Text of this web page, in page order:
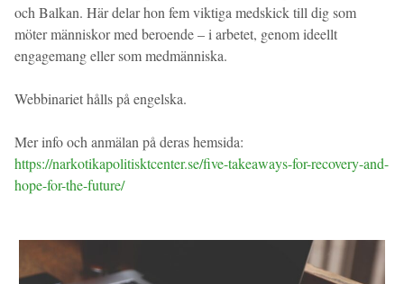
och Balkan. Här delar hon fem viktiga medskick till dig som
möter människor med beroende – i arbetet, genom ideellt
engagemang eller som medmänniska.
Webbinariet hålls på engelska.
Mer info och anmälan på deras hemsida:
https://narkotikapolitisktcenter.se/five-takeaways-for-recovery-and-
hope-for-the-future/